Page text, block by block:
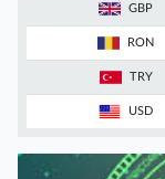
GBP
RON
TRY
USD